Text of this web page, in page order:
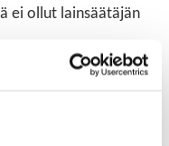
ei ollut lainsäätäjän
pykälää
viranomaisen,